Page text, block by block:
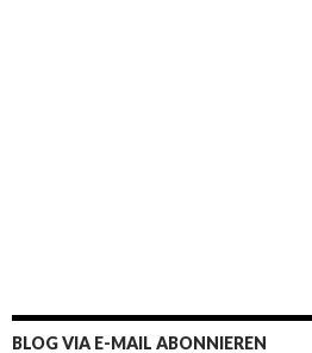
BLOG VIA E-MAIL ABONNIEREN